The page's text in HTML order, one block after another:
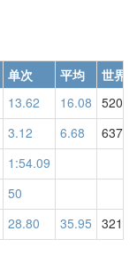
单次 平均
世界
13.62 16.08 52012
3.12 6.68
63769
1:54.09
50
28.80 35.95 32131